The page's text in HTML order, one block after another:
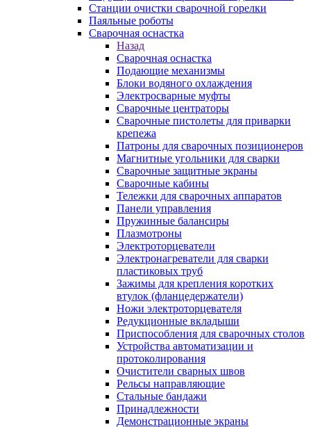
Станции очистки сварочной горелки
Паяльные роботы
Сварочная оснастка
Назад
Сварочная оснастка
Подающие механизмы
Блоки водяного охлаждения
Электросварные муфты
Сварочные центраторы
Сварочные пистолеты для приварки
крепежа
Патроны для сварочных позиционеров
Магнитные угольники для сварки
Сварочные защитные экраны
Сварочные кабины
Тележки для сварочных аппаратов
Панели управления
Пружинные балансиры
Плазмотроны
Электроторцеватели
Электронагреватели для сварки
пластиковых труб
Зажимы для крепления коротких
втулок (фланцедержатели)
Ножи электроторцевателя
Редукционные вкладыши
Приспособления для сварочных столов
Устройства автоматизации и
протоколирования
Очистители сварных швов
Рельсы направляющие
Стальные бандажи
Принадлежности
Демонстрационные экраны